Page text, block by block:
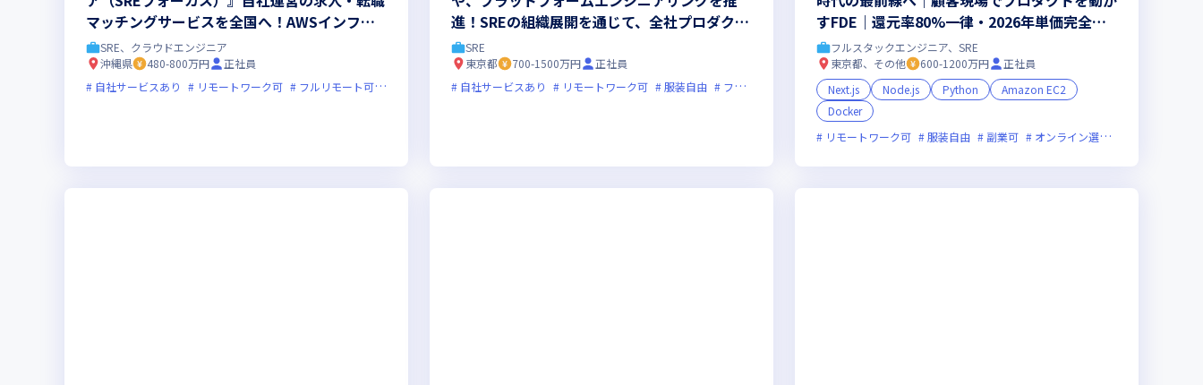
マッチングサービスを全国へ！AWSインフラ
設計・運用・パフォーマンス改善まで一貫して
携わる／地域の発展を技術で加速させません
か？
SRE、クラウドエンジニア
沖縄県
480-800万円
正社員
自社サービスあり
リモートワーク可 フルリモート可 副業可 フレックス制度あり ベンチャー企業 残業月20時間未満 裁量労働制あり
進！SREの組織展開を通じて、全社プロダクト
の信頼性向上をリードしませんか
SRE
東京都
700-1500万円
正社員
自社サービスあり
リモートワーク可 服装自由 フレックス制度あり 新技術に積極的 ベンチャー企業
すFDE｜還元率80%一律・2026年単価完全開
示フルスタックエンジニア、SRE
東京都、その他
600-1200万円
正社員
Next.js
Node.js Python
Amazon EC2
Docker
リモートワーク可
服装自由 副業可 オンライン選考可